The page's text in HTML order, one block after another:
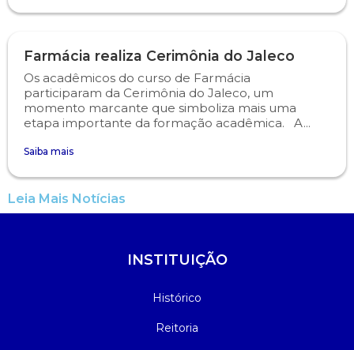
Farmácia realiza Cerimônia do Jaleco
Os acadêmicos do curso de Farmácia
participaram da Cerimônia do Jaleco, um
momento marcante que simboliza mais uma
etapa importante da formação acadêmica. A...
Saiba mais
Leia Mais Notícias
INSTITUIÇÃO
Histórico
Reitoria
Publicidade e Propaganda
Seguro Escolar
Sapien
Simulado Preparatório
Revistas Campo Real
WhatsApp Campo Real